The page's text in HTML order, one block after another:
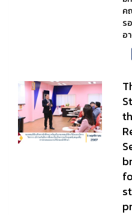
ค
ร
อ